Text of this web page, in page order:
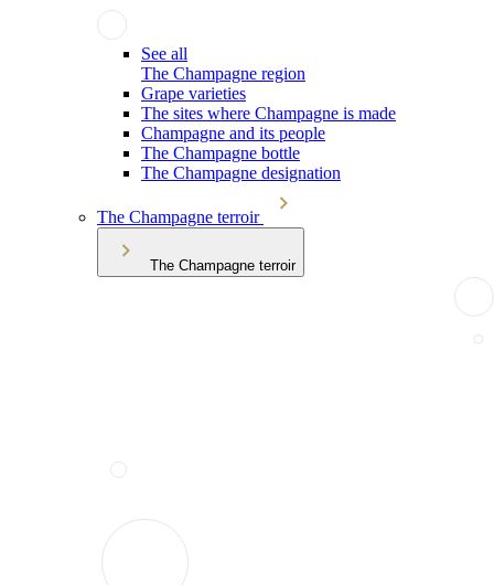
See all
The Champagne region
Grape varieties
The sites where Champagne is made
Champagne and its people
The Champagne bottle
The Champagne designation
The Champagne terroir
The Champagne terroir